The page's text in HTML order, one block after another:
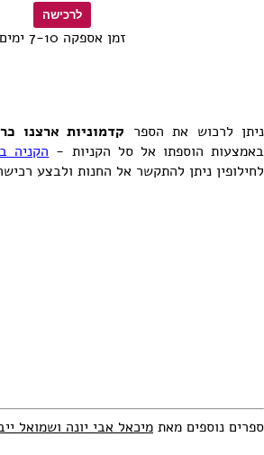
זמן אספקה 7-10 ימים
ניתן לרכוש את הספר קדמוניות ארצנו
באמצעות הוספתו אל סל הקניות - הקניה
לחילופין ניתן להתקשר אל החנות ולבצע
ספרים נוספים מאת מיכאל אבי יונה ושמואל